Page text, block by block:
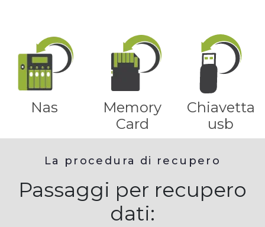
Nas
Memory
Card
Chiavetta
usb
La procedura di recupero
Passaggi per recupero
dati: